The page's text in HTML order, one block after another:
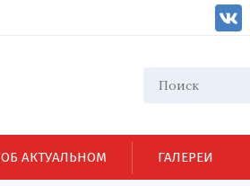
ОБ АКТУАЛЬНОМ ГАЛЕРЕИ